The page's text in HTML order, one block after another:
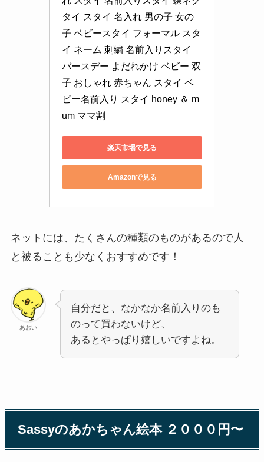
タイ スタイ 名入れ 男の子 女の
子 ベビースタイ フォーマル スタ
イ ネーム 刺繍 名前入りスタイ
バースデー よだれかけ ベビー 双
子 おしゃれ 赤ちゃん スタイ ベ
ビー名前入り スタイ honey ＆ m
um ママ割
楽天市場で見る
Amazonで見る
ネットには、たくさんの種類のものがあるので人
と被ることも少なくおすすめです！
あおい
自分だと、なかなか名前入りのも
のって買わないけど、
あるとやっぱり嬉しいですよね。
Sassyのあかちゃん絵本 ２０００円〜